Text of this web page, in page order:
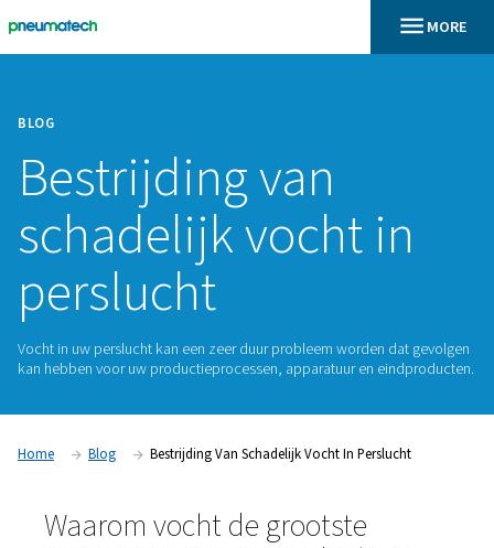
BLOG
Bestrijding van
schadelijk vocht
perslucht
kan hebben voor uw productieprocessen, apparatuur en